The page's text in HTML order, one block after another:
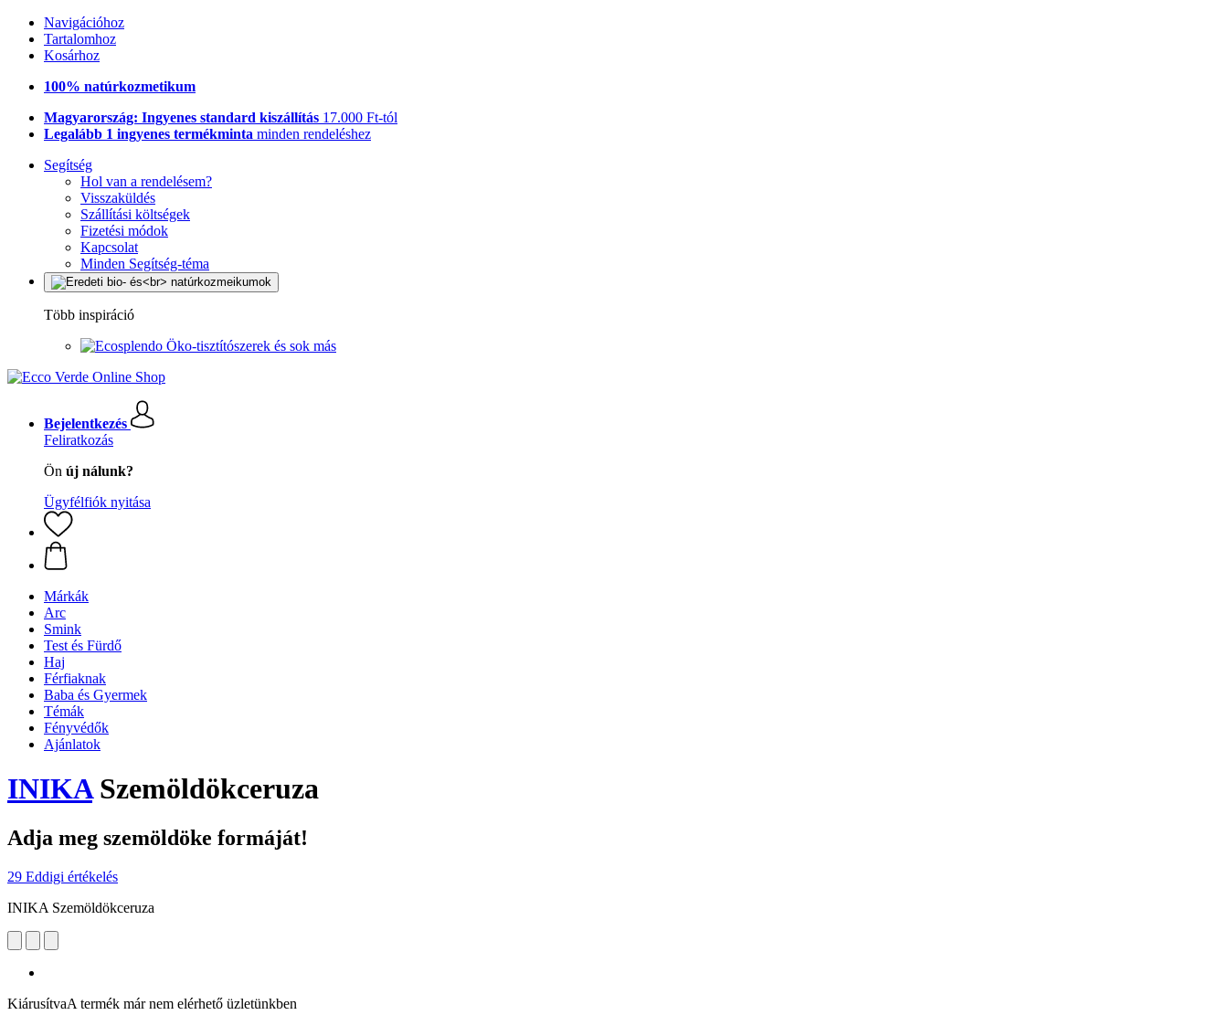
Navigációhoz
Tartalomhoz
Kosárhoz
100% natúrkozmetikum
Magyarország: Ingyenes standard kiszállítás 17.000 Ft-tól
Legalább 1 ingyenes termékminta minden rendeléshez
Segítség
Hol van a rendelésem?
Visszaküldés
Szállítási költségek
Fizetési módok
Kapcsolat
Minden Segítség-téma
Több inspiráció
Öko-tisztítószerek és sok más
Bejelentkezés
Feliratkozás
Ön új nálunk?
Ügyfélfiók nyitása
Márkák
Arc
Smink
Test és Fürdő
Haj
Férfiaknak
Baba és Gyermek
Témák
Fényvédők
Ajánlatok
INIKASzemöldökceruza
Adja meg szemöldöke formáját!
29 Eddigi értékelés
INIKA Szemöldökceruza
KiárusítvaA termék már nem elérhető üzletünkben